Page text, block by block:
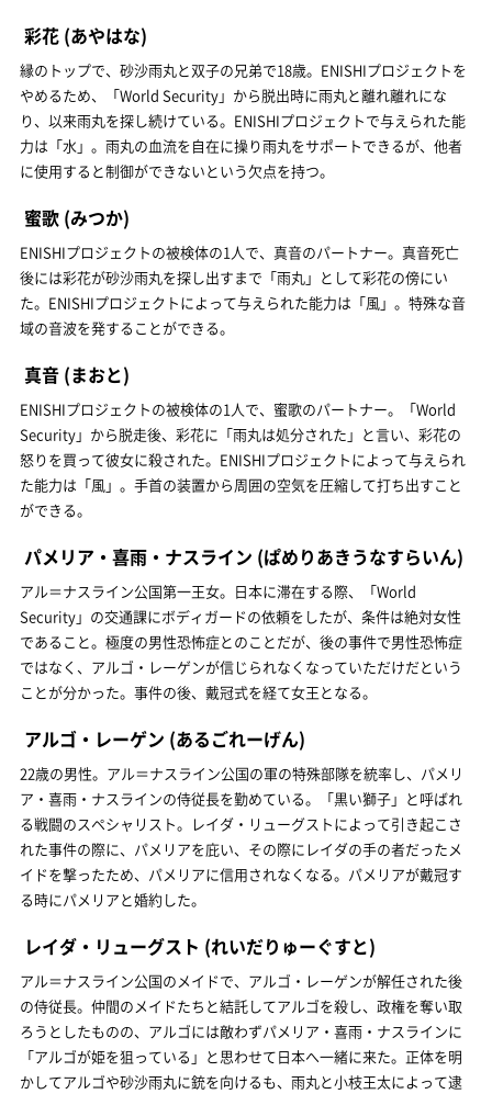
彩花 (あやはな)
縁のトップで、砂沙雨丸と双子の兄弟で18歳。ENISHIプロジェクトを
やめるため、「World Security」から脱出時に雨丸と離れ離れにな
り、以来雨丸を探し続けている。ENISHIプロジェクトで与えられた能
力は「水」。雨丸の血流を自在に操り雨丸をサポートできるが、他者
に使用すると制御ができないという欠点を持つ。
蜜歌 (みつか)
ENISHIプロジェクトの被検体の1人で、真音のパートナー。真音死亡
後には彩花が砂沙雨丸を探し出すまで「雨丸」として彩花の傍にい
た。ENISHIプロジェクトによって与えられた能力は「風」。特殊な音
域の音波を発することができる。
真音 (まおと)
ENISHIプロジェクトの被検体の1人で、蜜歌のパートナー。「World
Security」から脱走後、彩花に「雨丸は処分された」と言い、彩花の
怒りを買って彼女に殺された。ENISHIプロジェクトによって与えられ
た能力は「風」。手首の装置から周囲の空気を圧縮して打ち出すこと
ができる。
パメリア・喜雨・ナスライン (ぱめりあきうなすらいん)
アル＝ナスライン公国第一王女。日本に滞在する際、「World
Security」の交通課にボディガードの依頼をしたが、条件は絶対女性
であること。極度の男性恐怖症とのことだが、後の事件で男性恐怖症
ではなく、アルゴ・レーゲンが信じられなくなっていただけだという
ことが分かった。事件の後、戴冠式を経て女王となる。
アルゴ・レーゲン (あるごれーげん)
22歳の男性。アル＝ナスライン公国の軍の特殊部隊を統率し、パメリ
ア・喜雨・ナスラインの侍従長を勤めている。「黒い獅子」と呼ばれ
る戦闘のスペシャリスト。レイダ・リューグストによって引き起こさ
れた事件の際に、パメリアを庇い、その際にレイダの手の者だったメ
イドを撃ったため、パメリアに信用されなくなる。パメリアが戴冠す
る時にパメリアと婚約した。
レイダ・リューグスト (れいだりゅーぐすと)
アル＝ナスライン公国のメイドで、アルゴ・レーゲンが解任された後
の侍従長。仲間のメイドたちと結託してアルゴを殺し、政権を奪い取
ろうとしたものの、アルゴには敵わずパメリア・喜雨・ナスラインに
「アルゴが姫を狙っている」と思わせて日本へ一緒に来た。正体を明
かしてアルゴや砂沙雨丸に銃を向けるも、雨丸と小枝王太によって逮